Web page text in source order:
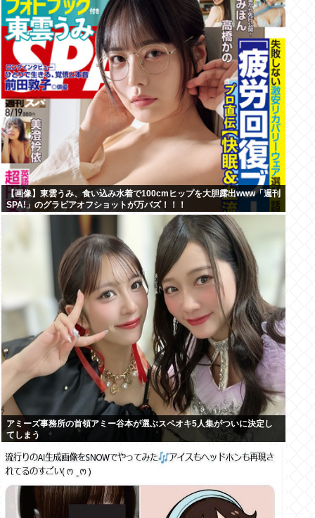
【画像】東雲うみ、食い込み水着で100cmヒップを大胆露出www「週刊
SPA!」のグラビアオフショットが万バズ！！！
アミーズ事務所の首領アミー谷本が選ぶスペオキ5人集がついに決定し
てしまう